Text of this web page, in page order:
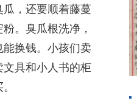
，还要顺着藤蔓
。臭瓜根洗净，
换钱。小孩们卖
具和小人书的柜